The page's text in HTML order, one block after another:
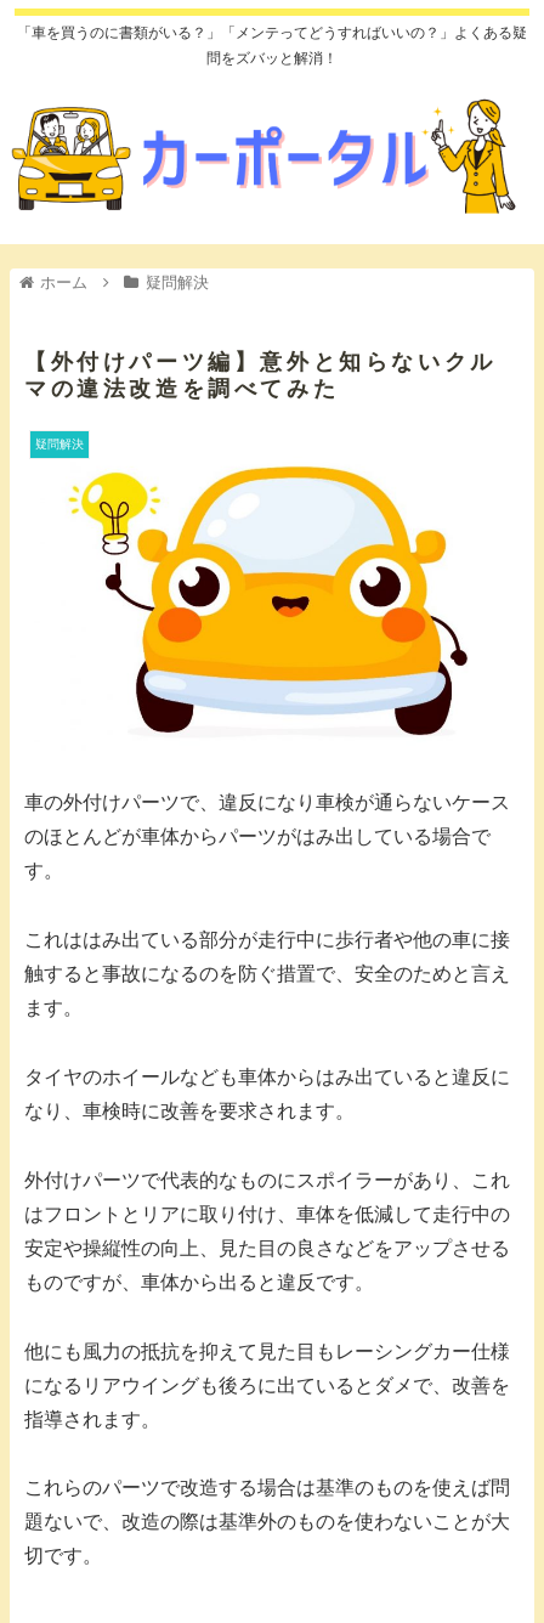
「車を買うのに書類がいる？」「メンテってどうすればいいの？」よくある疑
問をズバッと解消！
ホーム 疑問解決
【外付けパーツ編】意外と知らないクル
マの違法改造を調べてみた
疑問解決
車の外付けパーツで、違反になり車検が通らないケース
のほとんどが車体からパーツがはみ出している場合で
す。
これははみ出ている部分が走行中に歩行者や他の車に接
触すると事故になるのを防ぐ措置で、安全のためと言え
ます。
タイヤのホイールなども車体からはみ出ていると違反に
なり、車検時に改善を要求されます。
外付けパーツで代表的なものにスポイラーがあり、これ
はフロントとリアに取り付け、車体を低減して走行中の
安定や操縦性の向上、見た目の良さなどをアップさせる
ものですが、車体から出ると違反です。
他にも風力の抵抗を抑えて見た目もレーシングカー仕様
になるリアウイングも後ろに出ているとダメで、改善を
指導されます。
これらのパーツで改造する場合は基準のものを使えば問
題ないで、改造の際は基準外のものを使わないことが大
切です。